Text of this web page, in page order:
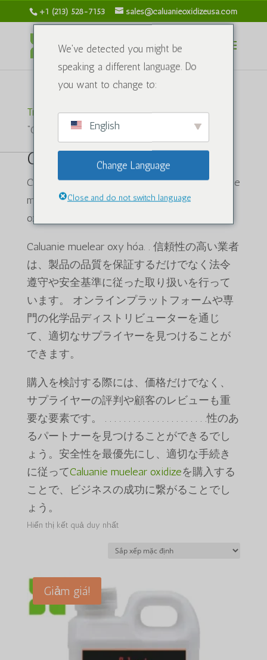
+1 (213) 528-7153 sales@caluanieoxidizeusa.com
Trang chủ/ Sản phẩm được gắn thẻ
“Caluanie muelear oxidizeを購入する”
Caluanie muelear oxy hóa.
Caluanie muelear oxy hóaを購入する, Caluanie
muelear oxy hóaの購入場所Caluanie muelear
oxy hóa サプライヤ
Caluanie muelear oxy hóa. . 信頼性の高い業者
は、製品の品質を保証するだけでなく法令
遵守や安全基準に従った取り扱いを行って
います。 オンラインプラットフォームや専
門の化学品ディストリビューターを通じ
て、適切なサプライヤーを見つけることが
できます。
購入を検討する際には、価格だけでなく、
サプライヤーの評判や顧客のレビューも重
要な要素です。 . . . . . . . . . . . . . . . . . . . . . .性のあ
るパートナーを見つけることができるでし
ょう。安全性を最優先にし、適切な手続き
に従ってCaluanie muelear oxidizeを購入する
ことで、ビジネスの成功に繋がることでし
ょう。
Hiển thị kết quả duy nhất
Giảm giá!
We've detected you might be
speaking a different language. Do
you want to change to:
English
Change Language
Close and do not switch language